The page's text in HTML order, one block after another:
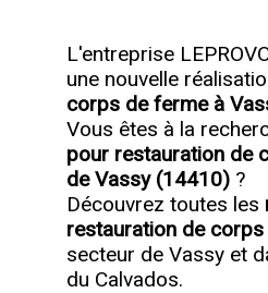
L'entreprise
une nouvelle
corps de ferme à
Vous êtes à la
pour restauration de
de Vassy (14410)?
Découvrez toutes les
restauration de
secteur de Vassy et
du Calvados.